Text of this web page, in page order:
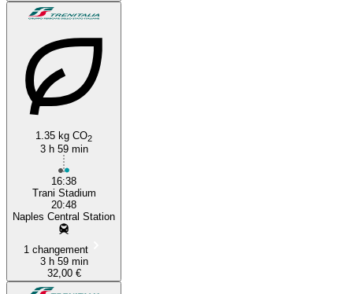
1.35 kg CO2
3 h 59 min
16:38
Trani Stadium
20:48
Naples Central Station
1 changement
3 h 59 min
32,00 €